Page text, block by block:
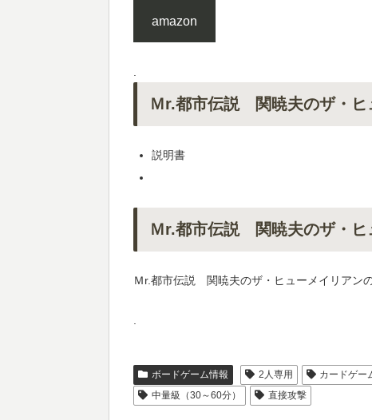
amazon
.
Ｍr.都市伝説 関暁夫のザ・ヒ
説明書
Ｍr.都市伝説 関暁夫のザ・ヒ
Ｍr.都市伝説 関暁夫のザ・ヒューメイリアン
.
ボードゲーム情報 2人専用 カードゲー
中量級（30～60分）
直接攻撃